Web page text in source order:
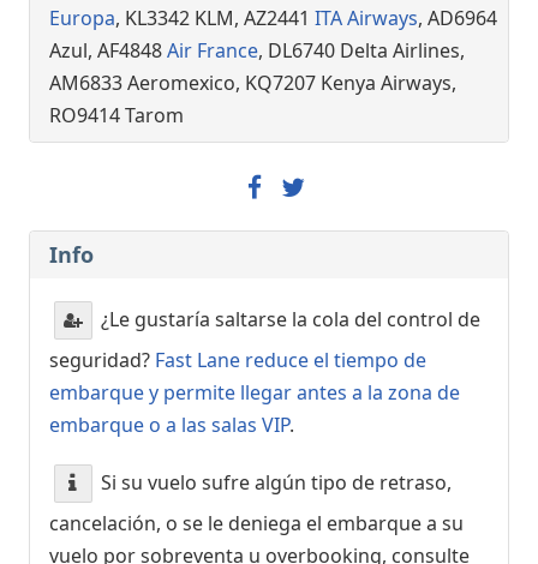
Europa, KL3342 KLM, AZ2441 ITA Airways, AD6964
Azul, AF4848Air France, DL6740 Delta Airlines,
AM6833 Aeromexico, KQ7207 Kenya Airways,
RO9414 Tarom
Info
¿Le gustaría saltarse la cola del control de
seguridad? Fast Lane reduce el tiempo de
embarque y permite llegar antes a la zona de
embarque o a las salas VIP.
Si su vuelo sufre algún tipo de retraso,
cancelación, o se le deniega el embarque a su
vuelo por sobreventa u overbooking, consulte